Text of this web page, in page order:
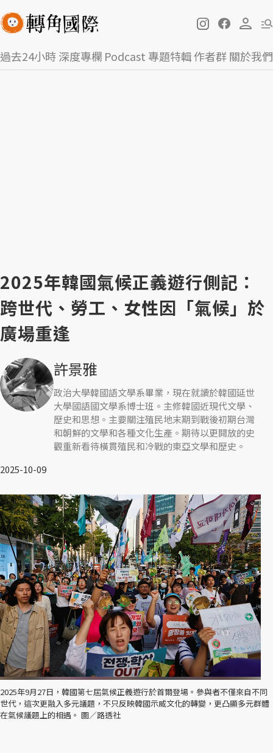
過去24小時深度專欄 Podcast 專題特輯作者群關於我們
2025年韓國氣候正義遊行側記：
跨世代、勞工、女性因「氣候」於
廣場重逢
許景雅
政治大學韓國語文學系畢業，現在就讀於韓國延世
大學國語國文學系博士班。主修韓國近現代文學、
歷史和思想。主要關注殖民地末期到戰後初期台灣
和朝鮮的文學和各種文化生產。期待以更開放的史
觀重新看待橫貫殖民和冷戰的東亞文學和歷史。
2025-10-09
2025年9月27日，韓國第七屆氣候正義遊行於首爾登場。參與者不僅來自不同
世代，這次更融入多元議題，不只反映韓國示威文化的轉變，更凸顯多元群體
在氣候議題上的相遇。 圖／路透社